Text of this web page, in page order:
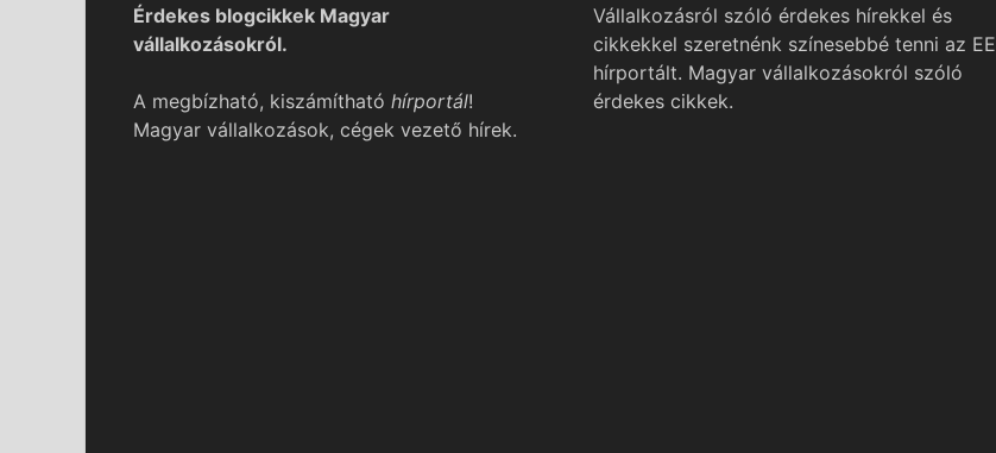
Érdekes blogcikkek Magyar
vállalkozásokról.
A megbízható, kiszámítható hírportál!
Magyar vállalkozások, cégek vezető hírek.
Vállalkozásról szóló érdekes hírekkel és
cikkekkel szeretnénk színesebbé tenni az EE
hírportált. Magyar vállalkozásokról szóló
érdekes cikkek.